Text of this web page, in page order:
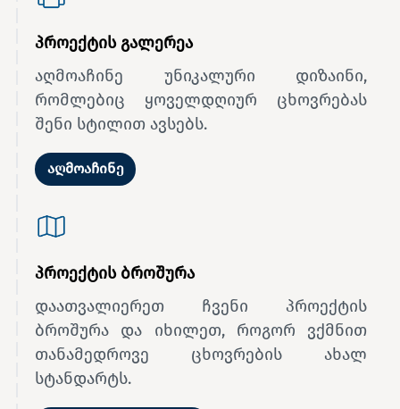
პროექტის გალერეა
აღმოაჩინე უნიკალური დიზაინი,
რომლებიც ყოველდღიურ ცხოვრებას
შენი სტილით ავსებს.
აღმოაჩინე
პროექტის ბროშურა
დაათვალიერეთ ჩვენი პროექტის
ბროშურა და იხილეთ, როგორ ვქმნით
თანამედროვე ცხოვრების ახალ
სტანდარტს.